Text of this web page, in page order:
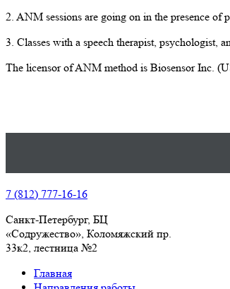
2. ANM sessions are going on in the presence of
3. Classes with a speech therapist, psychologist,
The licensor of ANM method is Biosensor Inc.
7 (812) 777-16-16
Санкт-Петербург, БЦ
«Содружество», Колoмяжский пр.
33к2, лестница №2
Главная